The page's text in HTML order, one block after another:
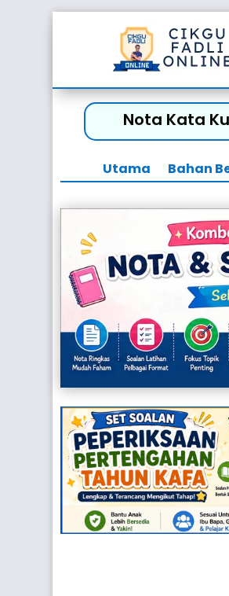
Nota Kata
Utama Bahan